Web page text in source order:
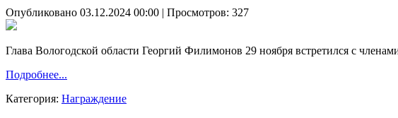
Опубликовано 03.12.2024 00:00 | Просмотров: 327
Глава Вологодской области Георгий Филимонов 29 ноября встретился с
Подробнее...
Категория: Награждение